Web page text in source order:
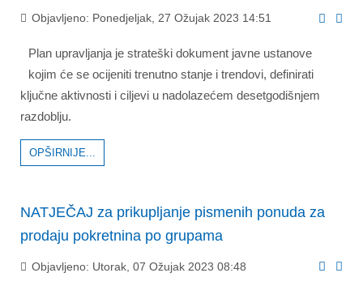
Objavljeno: Ponedjeljak, 27 Ožujak 2023 14:51
Plan upravljanja je strateški dokument javne ustanove
kojim će se ocijeniti trenutno stanje i trendovi, definirati
ključne aktivnosti i ciljevi u nadolazećem desetgodišnjem
razdoblju.
OPŠIRNIJE...
NATJEČAJ za prikupljanje pismenih ponuda za
prodaju pokretnina po grupama
Objavljeno: Utorak, 07 Ožujak 2023 08:48